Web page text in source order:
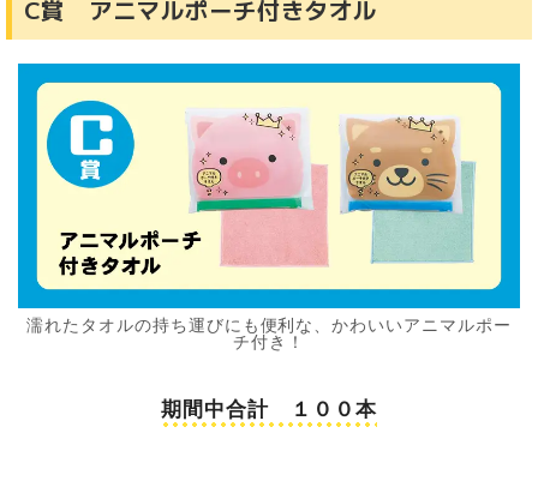
C賞 アニマルポーチ付きタオル
濡れたタオルの持ち運びにも便利な、かわいいアニマルポー
チ付き！
期間中合計 １００本